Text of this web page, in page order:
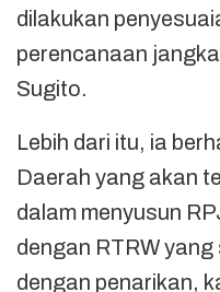
dilakukan
perencanaan
Sugito.
Lebih dari itu, ia
Daerah yang akan
dalam menyusun
dengan RTRW
dengan penarikan,